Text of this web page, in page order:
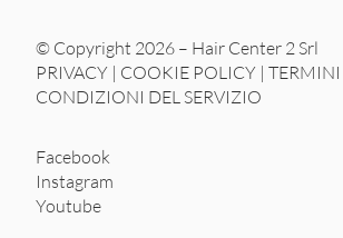
© Copyright 2026 – Hair Center 2 Srl
PRIVACY | COOKIE POLICY | TERMINI
CONDIZIONI DEL SERVIZIO
Facebook
Instagram
Youtube